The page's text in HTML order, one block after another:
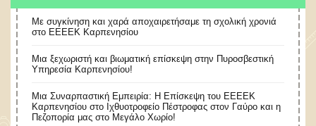
Με συγκίνηση και χαρά αποχαιρετήσαμε τη σχολική χρονιά
στο ΕΕΕΕΚ Καρπενησίου
Μια ξεχωριστή και βιωματική επίσκεψη στην Πυροσβεστική
Υπηρεσία Καρπενησίου!
Μια Συναρπαστική Εμπειρία: Η Επίσκεψη του ΕΕΕΕΚ
Καρπενησίου στο Ιχθυοτροφείο Πέστροφας στον Γαύρο και η
Πεζοπορία μας στο Μεγάλο Χωρίο!